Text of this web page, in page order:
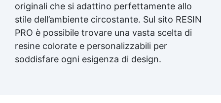
originali che si adattino perfettamente allo
stile dell’ambiente circostante. Sul sito RESIN
PRO è possibile trovare una vasta scelta di
resine colorate e personalizzabili per
soddisfare ogni esigenza di design.